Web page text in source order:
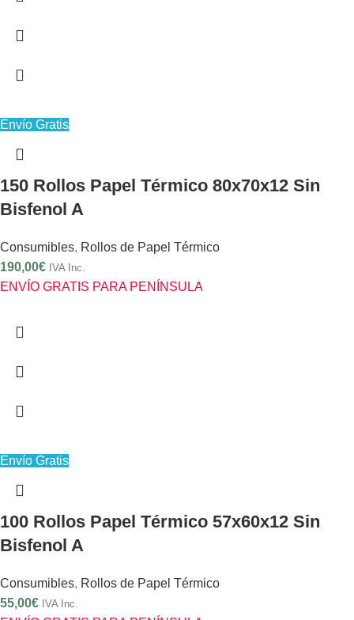
Envío Gratis
150 Rollos Papel Térmico 80x70x12 Sin
Bisfenol A
Consumibles, Rollos de Papel Térmico
190,00€ IVA Inc.
ENVÍO GRATIS PARA PENÍNSULA
Envío Gratis
100 Rollos Papel Térmico 57x60x12 Sin
Bisfenol A
Consumibles, Rollos de Papel Térmico
55,00€ IVA Inc.